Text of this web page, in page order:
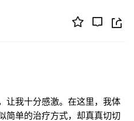
让我十分感激。在这里，我体
简单的治疗方式，却真真切切